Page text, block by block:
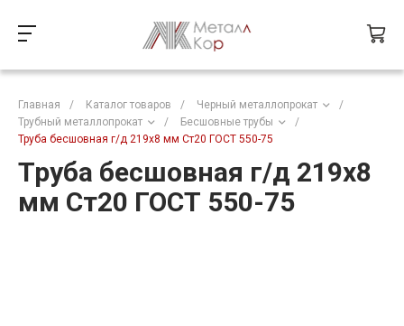
Главная / Каталог товаров / Черный металлопрокат
/
Трубный металлопрокат
/ Бесшовные трубы
/
Труба бесшовная г/д 219х8 мм Ст20 ГОСТ 550-75
Труба бесшовная г/д 219х8
мм Ст20 ГОСТ 550-75